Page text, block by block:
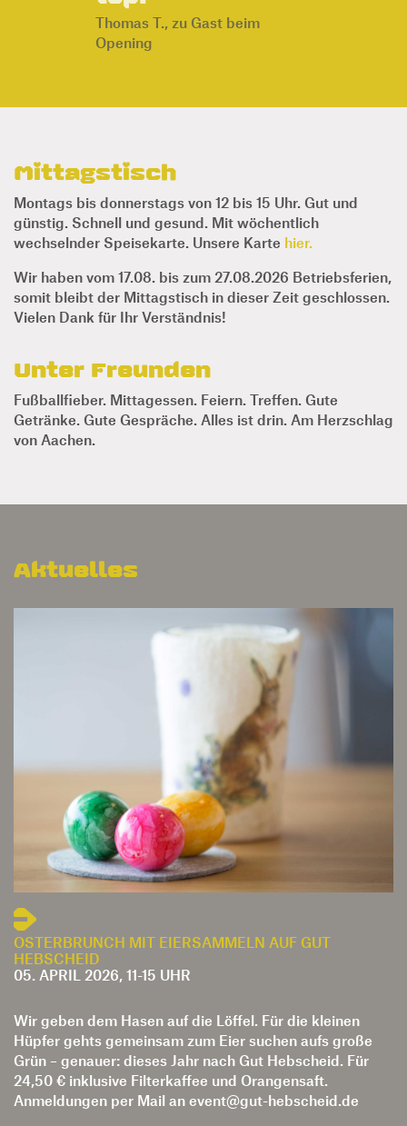
Mittagstisch
Montags bis donnerstags von 12 bis 15 Uhr. Gut und
wechselnder Speisekarte. Unsere Kartehier.
Wir haben vom 17.08. bis zum 27.08.2026 Betriebsferien,
Vielen Dank für Ihr Verständnis!
Fußballfieber. Mittagessen. Feiern. Treffen. Gute
von Aachen.
OSTERBRUNCH MIT EIERSAMMELN AUF GUT
HEBSCHEID
05. APRIL 2026, 11-15 UHR
Wir geben dem Hasen auf die Löffel. Für die kleinen
Grün – genauer: dieses Jahr nach Gut Hebscheid. Für
24,50 € inklusive Filterkaffee und Orangensaft.
Anmeldungen per Mail an event@gut-hebscheid.de
Der diesjährige Spielplan der Alemannia lässt leider